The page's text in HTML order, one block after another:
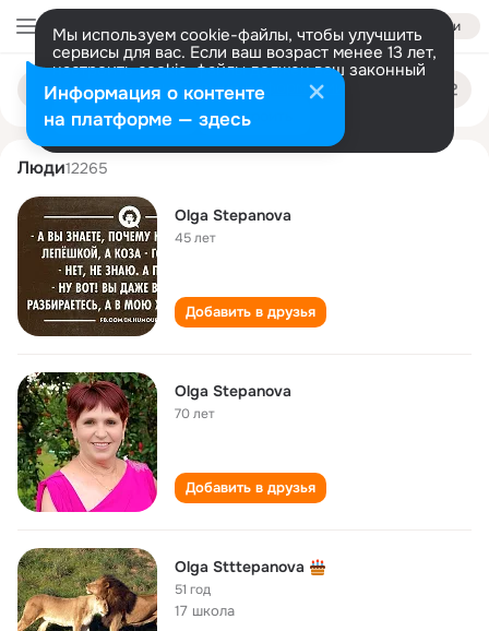
Войти
Мы используем cookie-файлы, чтобы улучшить
сервисы для вас. Если ваш возраст менее 13 лет,
настроить cookie-файлы должен ваш законный
представитель. Больше информации
Разрешить все Настроить
Поиск
людям
olga stepanova
Люди12265
Olga Stepanova
45 лет
Добавить в друзья
Olga Stepanova
70 лет
Добавить в друзья
Olga Stttepanova
51 год
17 школа
Информация о контенте
на платформе — здесь